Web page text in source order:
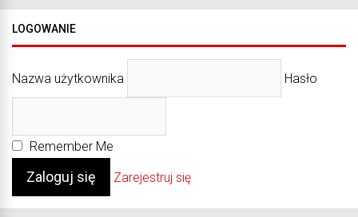
LOGOWANIE
Nazwa użytkownika Hasło
Remember Me
Zarejestruj się